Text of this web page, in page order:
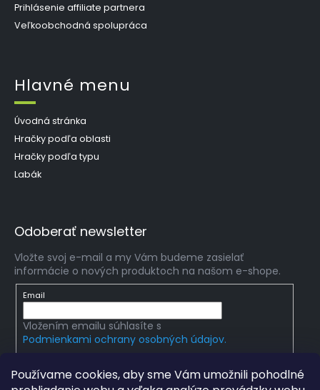
Používame cookies, aby sme Vám umožnili pohodlné
Prihlásenie affiliate partnera
Veľkoobchodná spolupráca
Hlavné menu
Úvodná stránka
Hračky podľa oblasti
Hračky podľa typu
Labák
Odoberať newsletter
Vložte svoj e-mail a my Vám budeme zasielať
informácie o nových produktoch na našom e-shope.
Email
Vložením emailu súhlasíte s
Podmienkami ochrany osobných údajov.